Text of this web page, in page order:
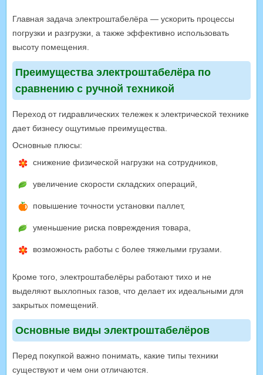
Главная задача электроштабелёра — ускорить процессы
погрузки и разгрузки, а также эффективно использовать
высоту помещения.
Преимущества электроштабелёра по
сравнению с ручной техникой
Переход от гидравлических тележек к электрической технике
дает бизнесу ощутимые преимущества.
Основные плюсы:
снижение физической нагрузки на сотрудников,
увеличение скорости складских операций,
повышение точности установки паллет,
уменьшение риска повреждения товара,
возможность работы с более тяжелыми грузами.
Кроме того, электроштабелёры работают тихо и не
выделяют выхлопных газов, что делает их идеальными для
закрытых помещений.
Основные виды электроштабелёров
Перед покупкой важно понимать, какие типы техники
существуют и чем они отличаются.